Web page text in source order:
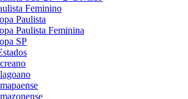
Feminino
Paulista
Paulista Feminina
SP